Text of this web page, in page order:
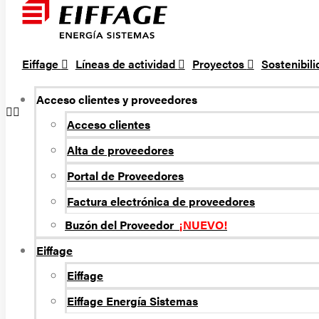
Eiffage Líneas de actividad Proyectos
Acceso clientes y proveedores
Acceso clientes
Alta de proveedores
Portal de Proveedores
Factura electrónica de proveedores
Buzón del Proveedor ¡NUEVO!
Eiffage
Eiffage
Eiffage Energí­a Sistemas